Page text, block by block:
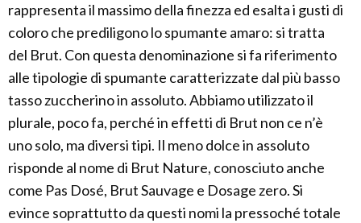
rappresenta il massimo della finezza ed esalta i gusti di
coloro che prediligono lo spumante amaro: si tratta
del Brut. Con questa denominazione si fa riferimento
alle tipologie di spumante caratterizzate dal più basso
tasso zuccherino in assoluto. Abbiamo utilizzato il
plurale, poco fa, perché in effetti di Brut non ce n’è
uno solo, ma diversi tipi. Il meno dolce in assoluto
risponde al nome di Brut Nature, conosciuto anche
come Pas Dosé, Brut Sauvage e Dosage zero. Si
evince soprattutto da questi nomi la pressoché totale